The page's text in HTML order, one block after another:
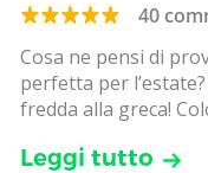
40
Cosa ne pensi di
perfetta per
fredda alla greca!
Leggi tutto